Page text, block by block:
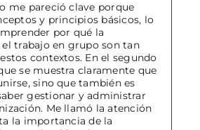
me pareció clave porque
y principios básicos, lo
por qué la
trabajo en grupo son tan
contextos. En el segundo
se muestra claramente que
sino que también es
gestionar y administrar
Me llamó la atención
la importancia de la